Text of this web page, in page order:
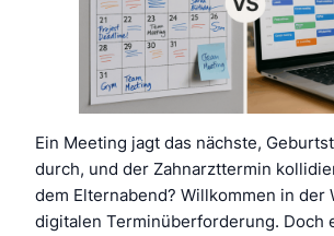
Ein Meeting jagt das nächste,
durch, und der Zahnarzttermin
dem Elternabend? Willkommen in der
digitalen Terminüberforderung. Doch